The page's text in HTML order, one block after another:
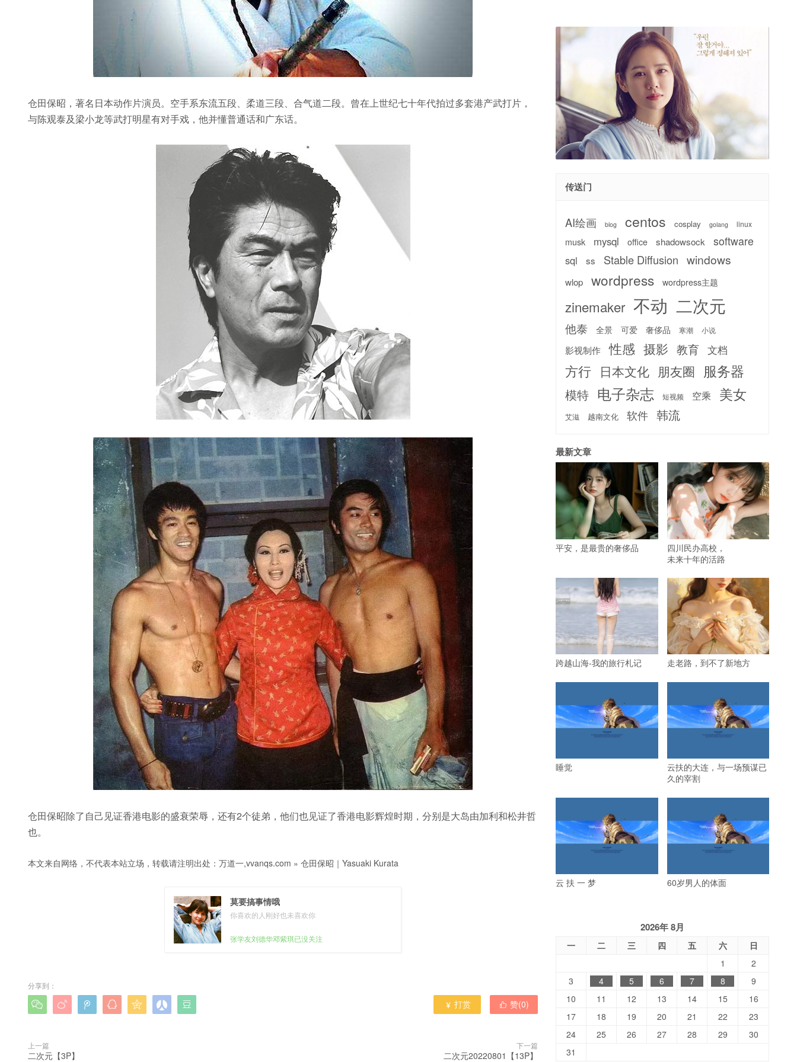
仓田保昭，著名日本动作片演员。空手系东流五段、柔道三段、合气道二段。曾在上世纪七十年代拍过多套港产武打片，
与陈观泰及梁小龙等武打明星有对手戏，他并懂普通话和广东话。
仓田保昭除了自己见证香港电影的盛衰荣辱，还有2个徒弟，他们也见证了香港电影辉煌时期，分别是大岛由加利和松井哲
也。
本文来自网络，不代表本站立场，转载请注明出处： 万道一,vvanqs.com » 仓田保昭｜Yasuaki Kurata
莫要搞事情哦
你喜欢的人刚好也未喜欢你
张学友刘德华邓紫琪已没关注
分享到：
        赞(0)
 打赏
上一篇
二次元【3P】
下一篇
二次元20220801【13P】
传送门
AI绘画 blog centos cosplay golang linux
musk mysql office shadowsock software
sql ss Stable Diffusion windows
wlop wordpress wordpress主题
zinemaker 不动 二次元
他泰 全景 可爱 奢侈品 寒潮 小说
影视制作 性感 摄影 教育 文档
方行 日本文化 朋友圈 服务器
模特 电子杂志 短视频 空乘 美女
艾滋 越南文化 软件 韩流
最新文章
平安，是最贵的奢侈品
四川民办高校，
未来十年的活路
跨越山海-我的旅行札记 走老路，到不了新地方
睡觉
云扶的大连，与一场预谋已
久的宰割
云 扶 一 梦 60岁男人的体面
2026年 8月
一 二 三 四 五 六
日
1
2
3
4 5 6 7 8
9
10
11 12 13 14 15
16
17
18 19 20 21 22
23
24
25 26 27 28 29
30
31